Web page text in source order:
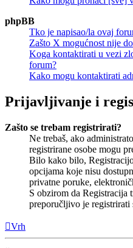
phpBB
Tko je napisao/la ovaj
Zašto X mogućnost nije
Koga kontaktirati u vezi
forum?
Kako mogu kontaktirati
Prijavljivanje i
Zašto se trebam registrirati?
Ne trebaš, ako
registrirane osobe mogu
Bilo kako bilo,
opcijama koje nisu
privatne poruke,
S obzirom da Registracija
preporučljivo je registrirati
Vrh